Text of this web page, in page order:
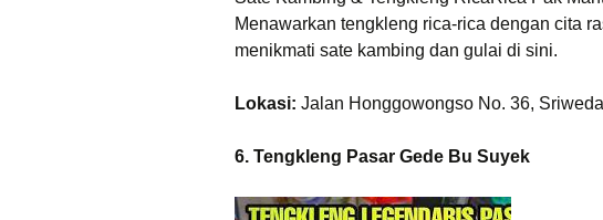
Menawarkan tengkleng rica-rica dengan cita
menikmati sate kambing dan gulai di sini.
Lokasi: Jalan Honggowongso No. 36,
6. Tengkleng Pasar Gede Bu Suyek